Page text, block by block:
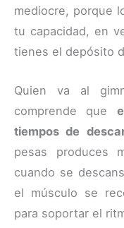
mediocre, porque
tu capacidad, en
tienes el depósito
Quien va al
comprende que
tiempos de
pesas produces
cuando se
el músculo se
para soportar el